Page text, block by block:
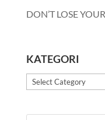
DON’T LOSE
KATEGORI
Kategori